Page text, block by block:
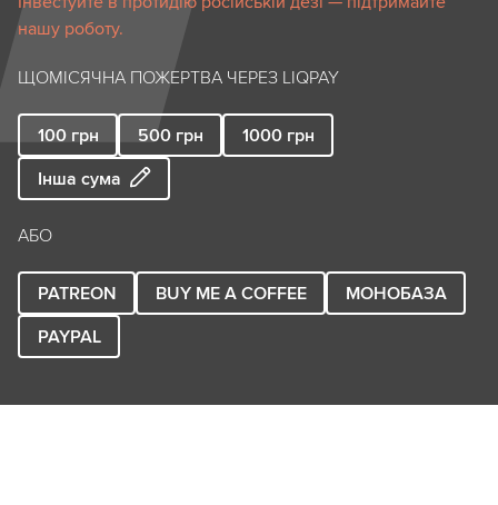
нашу роботу.
ЩОМІСЯЧНА ПОЖЕРТВА ЧЕРЕЗ LIQPAY
100 грн 500 грн 1000 грн
Інша сума
АБО
PATREON BUY ME A COFFEE
МОНОБАЗА
PAYPAL